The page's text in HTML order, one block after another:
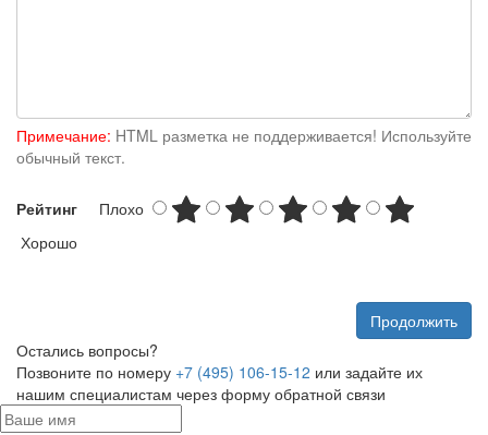
Примечание: HTML разметка не поддерживается! Используйте
обычный текст.
Рейтинг Плохо
Хорошо
Продолжить
Остались вопросы?
Позвоните по номеру +7 (495) 106-15-12 или задайте их
нашим специалистам через форму обратной связи